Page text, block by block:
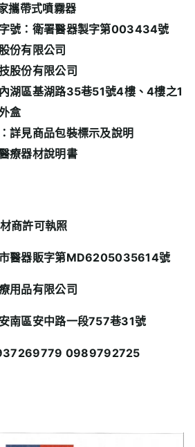
攜帶式噴霧器
號：衛署醫器製字第003434號
份有限公司
股份有限公司
湖區基湖路35巷51號4樓、4樓之1
盒
詳見商品包裝標示及說明
療器材說明書
商許可執照
醫器販字第MD6205035614號
用品有限公司
南區安中路一段757巷31號
0989792725